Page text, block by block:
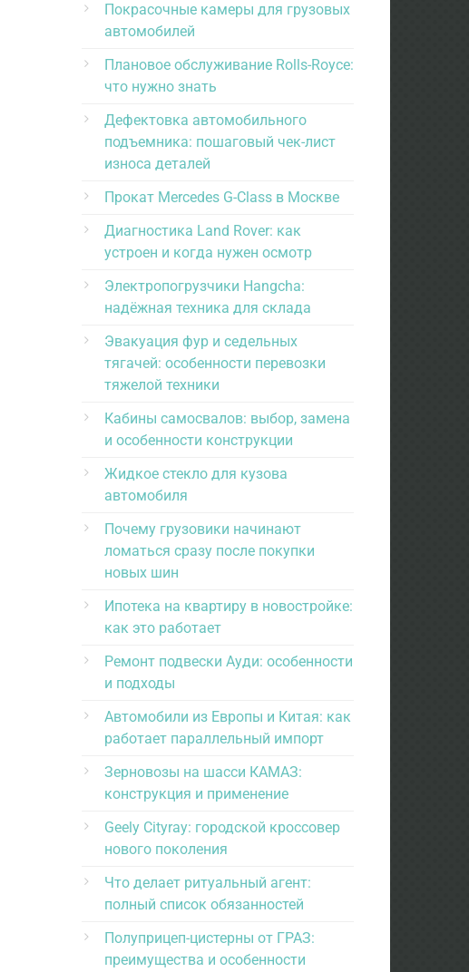
Покрасочные камеры для грузовых
автомобилей
Плановое обслуживание Rolls-Royce:
что нужно знать
Дефектовка автомобильного
подъемника: пошаговый чек-лист
износа деталей
Прокат Mercedes G-Class в Москве
Диагностика Land Rover: как
устроен и когда нужен осмотр
Электропогрузчики Hangcha:
надёжная техника для склада
Эвакуация фур и седельных
тягачей: особенности перевозки
тяжелой техники
Кабины самосвалов: выбор, замена
и особенности конструкции
Жидкое стекло для кузова
автомобиля
Почему грузовики начинают
ломаться сразу после покупки
новых шин
Ипотека на квартиру в новостройке:
как это работает
Ремонт подвески Ауди: особенности
и подходы
Автомобили из Европы и Китая: как
работает параллельный импорт
Зерновозы на шасси КАМАЗ:
конструкция и применение
Geely Cityray: городской кроссовер
нового поколения
Что делает ритуальный агент:
полный список обязанностей
Полуприцеп-цистерны от ГРАЗ:
преимущества и особенности